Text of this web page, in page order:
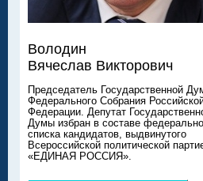
Володин
Вячеслав Викторович
Председатель Государственной
Федерального Собрания
Федерации. Депутат
Думы избран в составе
списка кандидатов, выдвинутого
Всероссийской политической
«ЕДИНАЯ РОССИЯ».